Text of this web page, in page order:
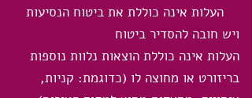
העלות אינה כוללת את ביטוח הנסיעות
ויש חובה להסדיר ביטוח
העלות אינה כוללת הוצאות נלוות נוספות
בריזורט או מחוצה לו (כדוגמת: קניות,